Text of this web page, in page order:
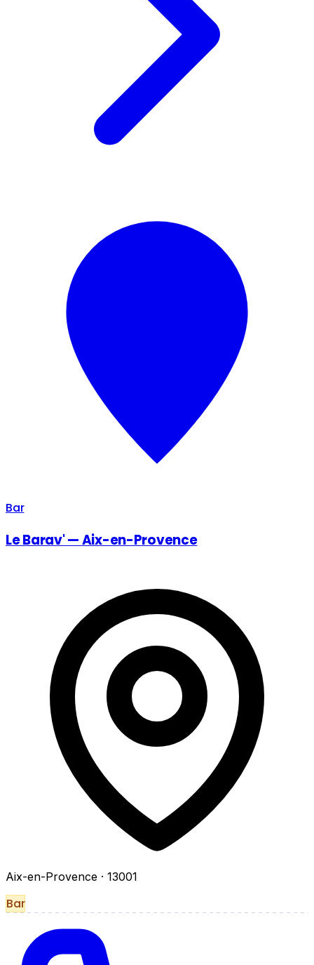
Bar
Le Barav' — Aix-en-Provence
Aix-en-Provence · 13001
Bar